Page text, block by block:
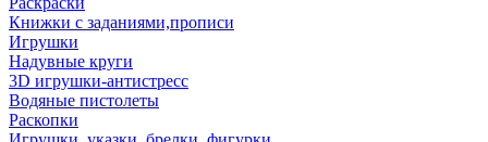
Книжки с заданиями,прописи
Игрушки
Надувные круги
3D игрушки-антистресс
Водяные пистолеты
Раскопки